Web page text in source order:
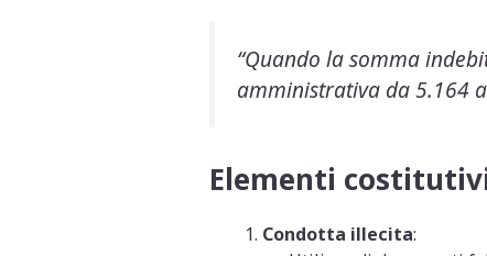
“Quando la somma
amministrativa da 5.164
Elementi
Condotta illecita: